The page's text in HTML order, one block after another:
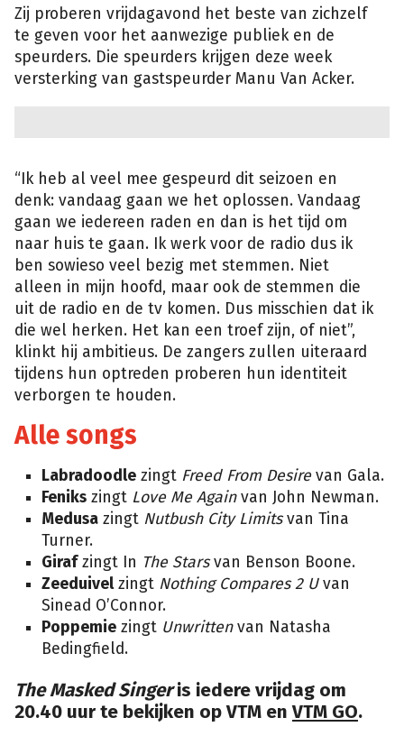
Zij proberen vrijdagavond het beste van zichzelf
te geven voor het aanwezige publiek en de
speurders. Die speurders krijgen deze week
versterking van gastspeurder Manu Van Acker.
“Ik heb al veel mee gespeurd dit seizoen en
denk: vandaag gaan we het oplossen. Vandaag
gaan we iedereen raden en dan is het tijd om
naar huis te gaan. Ik werk voor de radio dus ik
ben sowieso veel bezig met stemmen. Niet
alleen in mijn hoofd, maar ook de stemmen die
uit de radio en de tv komen. Dus misschien dat ik
die wel herken. Het kan een troef zijn, of niet”,
klinkt hij ambitieus. De zangers zullen uiteraard
tijdens hun optreden proberen hun identiteit
verborgen te houden.
Alle songs
Labradoodle zingt Freed From Desirevan Gala.
Feniks zingt Love Me Againvan John Newman.
Medusa zingt Nutbush City Limitsvan Tina
Turner.
Girafzingt In The Starsvan Benson Boone.
Zeeduivelzingt Nothing Compares 2 Uvan
Sinead O’Connor.
Poppemie zingt Unwrittenvan Natasha
Bedingfield.
The Masked Singeris iedere vrijdag om
20.40 uur te bekijken op VTM enVTM GO.